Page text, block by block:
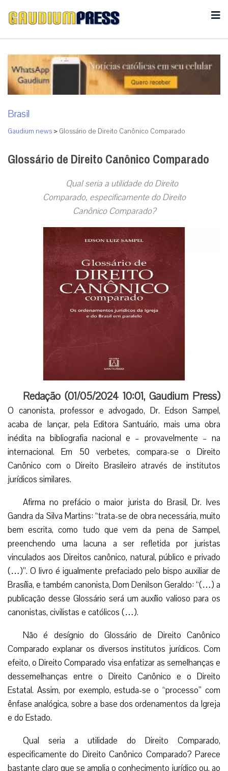
Brasil
Gaudium news > Glossário de Direito Canônico Comparado
Glossário de Direito Canônico Comparado
Qual seria a utilidade do Direito
Comparado, especificamente do Direito
Canônico Comparado?
Redação (01/05/2024 10:01,Gaudium Press)
O canonista, professor e advogado, Dr. Edson Sampel,
acaba de lançar, pela Editora Santuário, mais uma obra
inédita na bibliografia nacional e – provavelmente – na
internacional. Em 50 verbetes, compara-se o Direito
Canônico com o Direito Brasileiro através de institutos
jurídicos similares.
Afirma no prefácio o maior jurista do Brasil, Dr. Ives
Gandra da Silva Martins: “trata-se de obra necessária, muito
bem escrita, como tudo que vem da pena de Sampel,
preenchendo uma lacuna a ser refletida por juristas
vinculados aos Direitos canônico, natural, público e privado
(…)”. O livro é igualmente prefaciado pelo bispo auxiliar de
Brasília, e também canonista, Dom Denilson Geraldo: “(…) a
publicação desse Glossário será um auxílio valioso para os
canonistas, civilistas e católicos (…).
Não é desígnio do Glossário de Direito Canônico
Comparado explanar os diversos institutos jurídicos. Com
efeito, o Direito Comparado visa enfatizar as semelhanças e
dessemelhanças entre o Direito Canônico e o Direito
Estatal. Assim, por exemplo, estuda-se o “processo” com
ênfase analógica, sobre a base dos ordenamentos da Igreja
e do Estado.
Qual seria a utilidade do Direito Comparado,
especificamente do Direito Canônico Comparado? Parece
bastante claro que se amplia o conhecimento jurídico ou, ao